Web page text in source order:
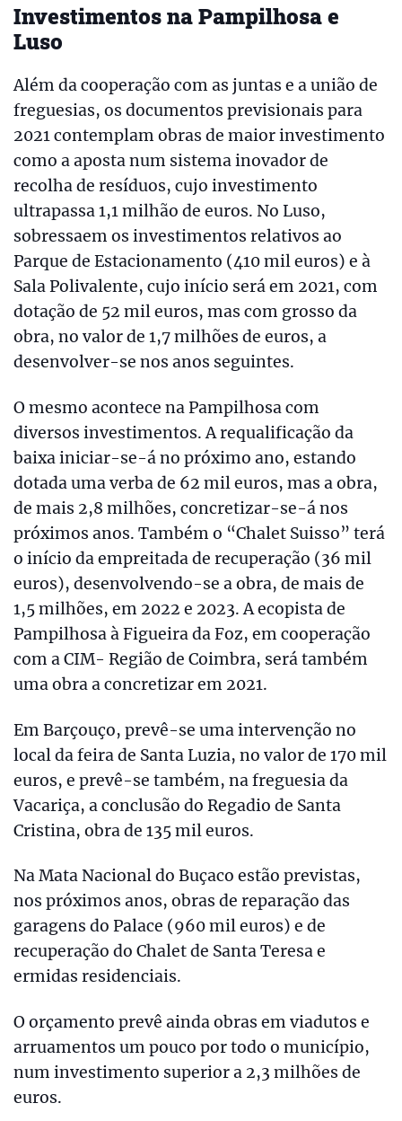
Investimentos na Pampilhosa e
Luso
Além da cooperação com as juntas e a união de
freguesias, os documentos previsionais para
2021 contemplam obras de maior investimento
como a aposta num sistema inovador de
recolha de resíduos, cujo investimento
ultrapassa 1,1 milhão de euros. No Luso,
sobressaem os investimentos relativos ao
Parque de Estacionamento (410 mil euros) e à
Sala Polivalente, cujo início será em 2021, com
dotação de 52 mil euros, mas com grosso da
obra, no valor de 1,7 milhões de euros, a
desenvolver-se nos anos seguintes.
O mesmo acontece na Pampilhosa com
diversos investimentos. A requalificação da
baixa iniciar-se-á no próximo ano, estando
dotada uma verba de 62 mil euros, mas a obra,
de mais 2,8 milhões, concretizar-se-á nos
próximos anos. Também o “Chalet Suisso” terá
o início da empreitada de recuperação (36 mil
euros), desenvolvendo-se a obra, de mais de
1,5 milhões, em 2022 e 2023. A ecopista de
Pampilhosa à Figueira da Foz, em cooperação
com a CIM- Região de Coimbra, será também
uma obra a concretizar em 2021.
Em Barçouço, prevê-se uma intervenção no
local da feira de Santa Luzia, no valor de 170 mil
euros, e prevê-se também, na freguesia da
Vacariça, a conclusão do Regadio de Santa
Cristina, obra de 135 mil euros.
Na Mata Nacional do Buçaco estão previstas,
nos próximos anos, obras de reparação das
garagens do Palace (960 mil euros) e de
recuperação do Chalet de Santa Teresa e
ermidas residenciais.
O orçamento prevê ainda obras em viadutos e
arruamentos um pouco por todo o município,
num investimento superior a 2,3 milhões de
euros.